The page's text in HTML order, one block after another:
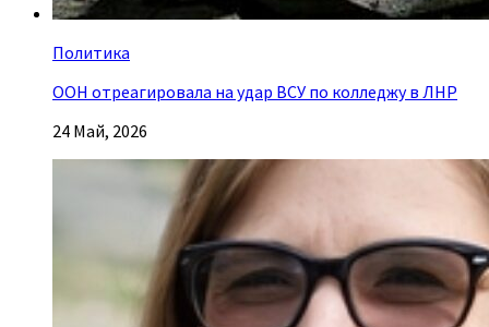
Политика
ООН отреагировала на удар ВСУ по колледжу в ЛНР
24 Май, 2026